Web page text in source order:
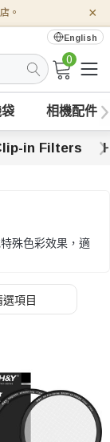
。 ×
English
0
相機配件
in Filters
殊色彩效果，適